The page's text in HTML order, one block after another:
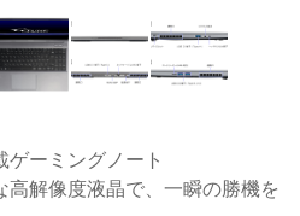
ーミングノート
解像度液晶で、一瞬の勝機を